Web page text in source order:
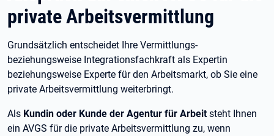
private Arbeitsvermittlung
Grundsätzlich entscheidet Ihre Vermittlungs-
beziehungsweise Integrationsfachkraft als Expertin
beziehungsweise Experte für den Arbeitsmarkt, ob Sie eine
private Arbeitsvermittlung weiterbringt.
Als Kundin oder Kunde der Agentur für Arbeitsteht Ihnen
ein AVGS für die private Arbeitsvermittlung zu, wenn